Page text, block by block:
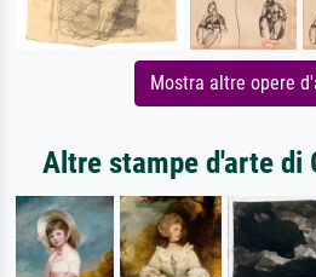
Mostra altre opere
Altre stampe d'arte di